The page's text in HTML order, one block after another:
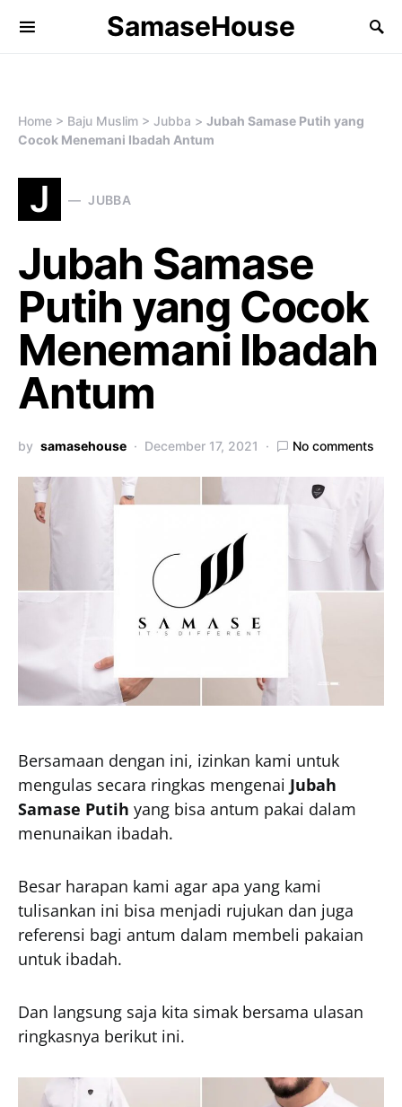
SamaseHouse
Search for:
Home > Baju Muslim > Jubba > Jubah Samase Putih yang
Cocok Menemani Ibadah Antum
J JUBBA
Jubah Samase
Putih yang Cocok
Menemani Ibadah
Antum
by samasehouse December 17, 2021 No comments
Bersamaan dengan ini, izinkan kami untuk
mengulas secara ringkas mengenai Jubah
Samase Putih yang bisa antum pakai dalam
menunaikan ibadah.
Besar harapan kami agar apa yang kami
tulisankan ini bisa menjadi rujukan dan juga
referensi bagi antum dalam membeli pakaian
untuk ibadah.
Dan langsung saja kita simak bersama ulasan
ringkasnya berikut ini.